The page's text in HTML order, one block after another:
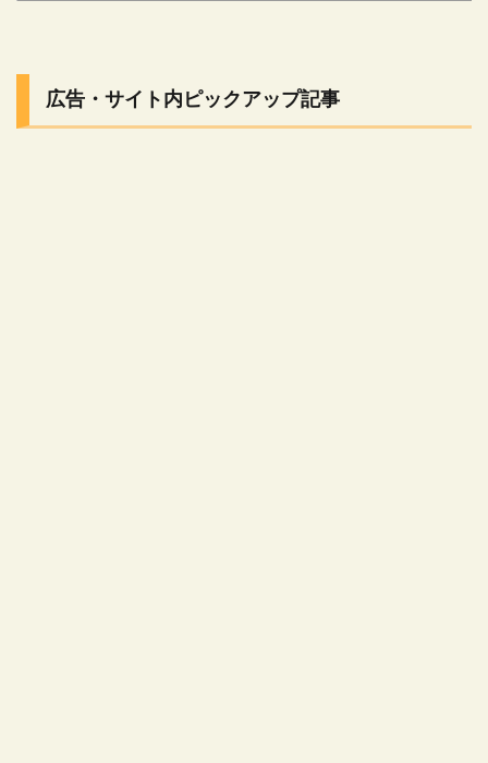
広告・サイト内ピックアップ記事